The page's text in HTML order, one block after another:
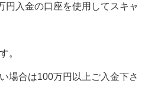
円入金の口座を使用してスキャ
。
場合は100万円以上ご入金下さ